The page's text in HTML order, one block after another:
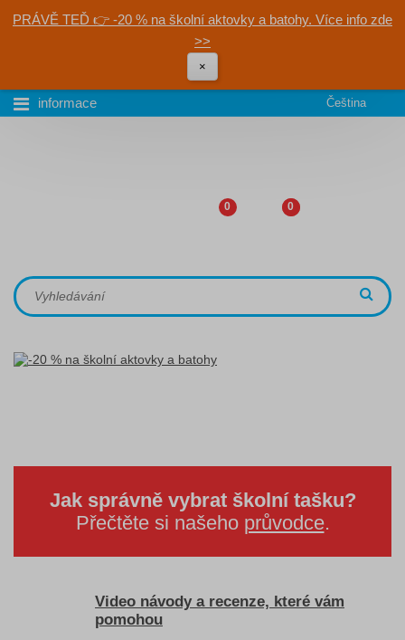
PRÁVĚ TEĎ 👉 -20 % na školní aktovky a batohy. Více info zde
>>
×
informace Čeština
0 0
Jak správně vybrat školní tašku?
Přečtěte si našeho průvodce.
Video návody a recenze, které vám
pomohou